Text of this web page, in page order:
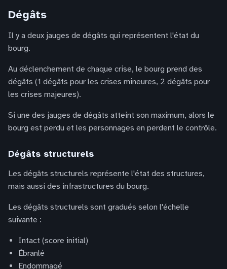
Dégâts
Il y a deux jauges de dégâts qui représentent l'état du
bourg.
Au déclenchement de chaque crise, le bourg prend des
dégâts (1 dégâts pour les crises mineures, 2 dégâts pour
les crises majeures).
Si une des jauges de dégâts atteint son maximum, alors le
bourg est perdu et les personnages en perdent le contrôle.
Dégâts structurels
Les dégâts structurels représente l'état des structures,
mais aussi des infrastructures du bourg.
Les dégâts structurels sont gradués selon l'échelle
suivante :
Intact (score initial)
Ébranlé
Endommagé